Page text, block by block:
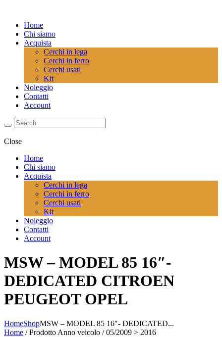
Home
Chi siamo
Acquista
Cerchi in lega
Cerchi in ferro
Cerchi usati
Kit
Noleggio
Contatti
Account
Close
Home
Chi siamo
Acquista
Cerchi in lega
Cerchi in ferro
Cerchi usati
Kit
Noleggio
Contatti
Account
MSW – MODEL 85 16″-
DEDICATED CITROEN
PEUGEOT OPEL
HomeShopMSW – MODEL 85 16″- DEDICATED...
Home / Prodotto Anno veicolo / 05/2009 > 2016